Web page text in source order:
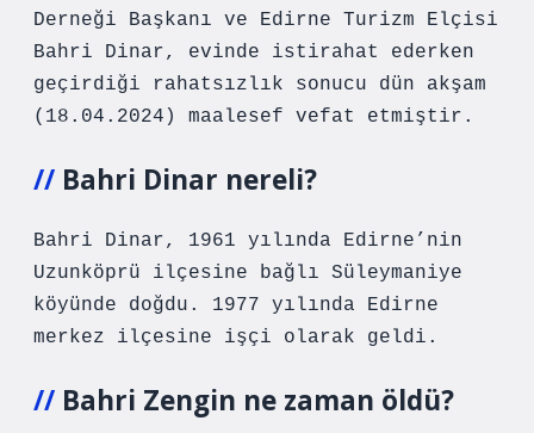
Derneği Başkanı ve Edirne Turizm Elçisi
Bahri Dinar, evinde istirahat ederken
geçirdiği rahatsızlık sonucu dün akşam
(18.04.2024) maalesef vefat etmiştir.
Bahri Dinar nereli?
Bahri Dinar, 1961 yılında Edirne’nin
Uzunköprü ilçesine bağlı Süleymaniye
köyünde doğdu. 1977 yılında Edirne
merkez ilçesine işçi olarak geldi.
Bahri Zengin ne zaman öldü?